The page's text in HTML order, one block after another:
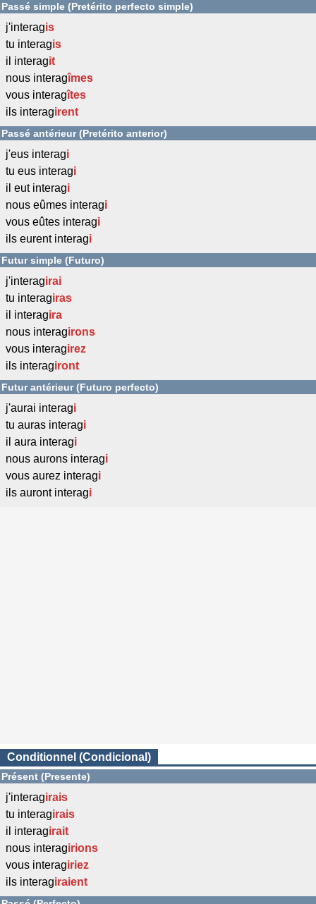
Passé simple (Pretérito perfecto simple)
j'interagis
tu interagis
il interagit
nous interagîmes
vous interagîtes
ils interagirent
Passé antérieur (Pretérito anterior)
j'eus interagi
tu eus interagi
il eut interagi
nous eûmes interagi
vous eûtes interagi
ils eurent interagi
Futur simple (Futuro)
j'interagirai
tu interagiras
il interagira
nous interagirons
vous interagirez
ils interagiront
Futur antérieur (Futuro perfecto)
j'aurai interagi
tu auras interagi
il aura interagi
nous aurons interagi
vous aurez interagi
ils auront interagi
Conditionnel (Condicional)
Présent (Presente)
j'interagirais
tu interagirais
il interagirait
nous interagirions
vous interagiriez
ils interagiraient